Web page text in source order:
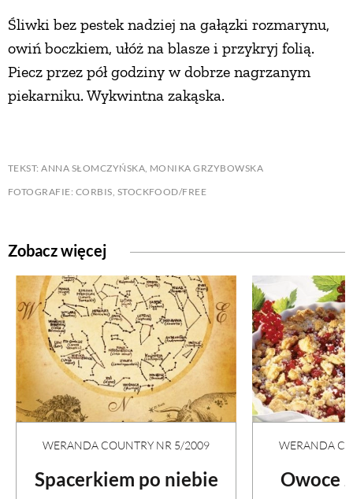
Śliwki bez pestek nadziej na gałązki rozmarynu,
owiń boczkiem, ułóż na blasze i przykryj folią.
Piecz przez pół godziny w dobrze nagrzanym
piekarniku. Wykwintna zakąska.
TEKST: ANNA SŁOMCZYŃSKA, MONIKA GRZYBOWSKA
FOTOGRAFIE: CORBIS, STOCKFOOD/FREE
Zobacz więcej
WERANDA COUNTRY NR 5/2009
Spacerkiem po niebie
WERANDA
Owoce